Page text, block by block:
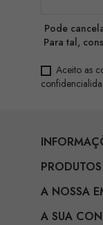
Pode
Para tal,
Aceito as
PRODUTOS
A NOSSA
A SUA